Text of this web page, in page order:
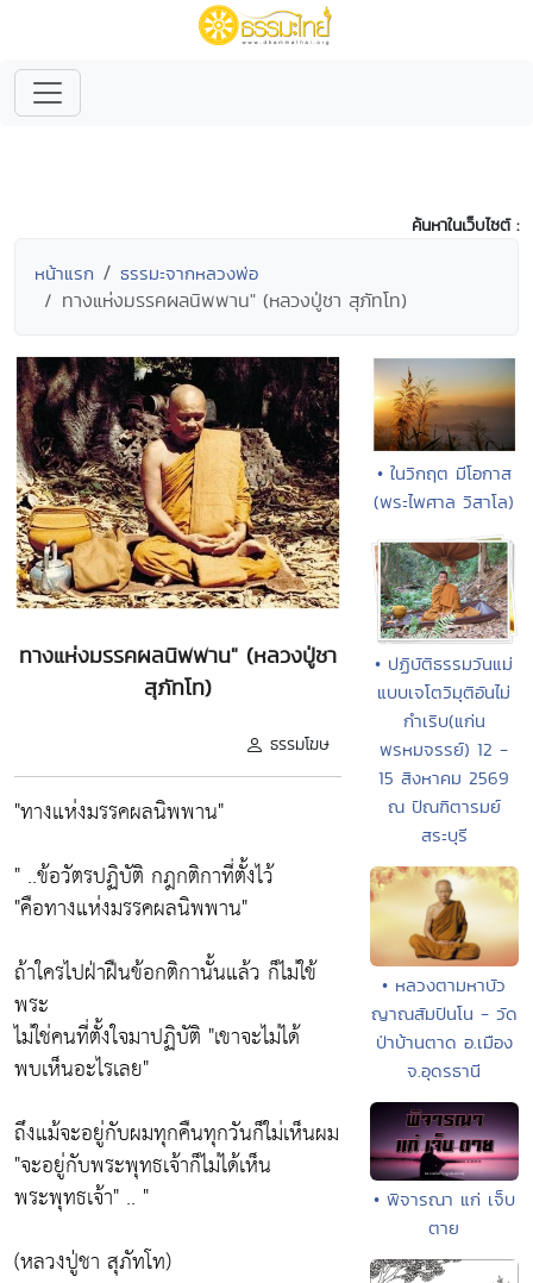
ค้นหาในเว็บไซต์ :
หน้าแรก ธรรมะจากหลวงพ่อ
ทางแห่งมรรคผลนิพพาน" (หลวงปู่ชา สุภัทโท)
ทางแห่งมรรคผลนิพพาน" (หลวงปู่ชา
สุภัทโท)
ธรรมโฆษ
"ทางแห่งมรรคผลนิพพาน"
" ..ข้อวัตรปฏิบัติ กฎกติกาที่ตั้งไว้
"คือทางแห่งมรรคผลนิพพาน"
ถ้าใครไปฝ่าฝืนข้อกติกานั้นแล้ว ก็ไม่ใข้
พระ
ไม่ใช่คนที่ตั้งใจมาปฏิบัติ "เขาจะไม่ได้
พบเห็นอะไรเลย"
ถึงแม้จะอยู่กับผมทุกคืนทุกวันก็ใม่เห็นผม
"จะอยู่กับพระพุทธเจ้าก็ไม่ได้เห็น
พระพุทธเจ้า" .. "
(หลวงปู่ชา สุภัทโท)
• ในวิกฤต มีโอกาส
(พระไพศาล วิสาโล)
• ปฏิบัติธรรมวันแม่
แบบเจโตวิมุติอันไม่
กำเริบ(แก่น
พรหมจรรย์) 12 -
15 สิงหาคม 2569
ณ ปัณฑิตารมย์
สระบุรี
• หลวงตามหาบัว
ญาณสัมปันโน - วัด
ป่าบ้านตาด อ.เมือง
จ.อุดรธานี
• พิจารณา แก่ เจ็บ
ตาย